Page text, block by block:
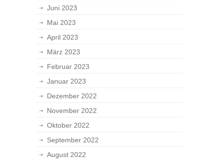
Juni 2023
Mai 2023
April 2023
März 2023
Februar 2023
Januar 2023
Dezember 2022
November 2022
Oktober 2022
September 2022
August 2022